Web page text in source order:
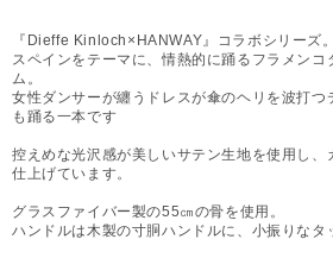
『Dieffe Kinloch×HANWAY』コラボシリーズ。
スペインをテーマに、情熱的に踊るフラメンコ
ム。
女性ダンサーが纏うドレスが傘のヘリを波打つ
も踊る一本です
控えめな光沢感が美しいサテン生地を使用し、
仕上げています。
グラスファイバー製の55㎝の骨を使用。
ハンドルは木製の寸胴ハンドルに、小振りなタ